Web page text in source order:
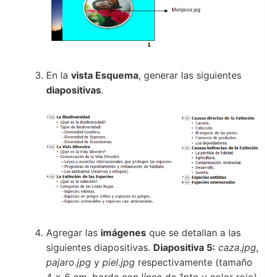
En la vista Esquema, generar las siguientes
diapositivas.
Agregar las imágenes que se detallan a las
siguientes diapositivas. Diapositiva 5: caza.jpg,
pajaro.jpg y piel.jpg respectivamente (tamaño